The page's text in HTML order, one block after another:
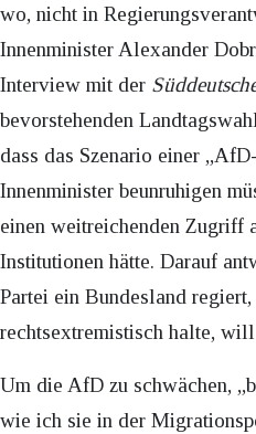
wo, nicht in
Innenminister Alexander
Interview mit der
bevorstehenden
dass das Szenario einer
Innenminister beunruhigen
einen weitreichenden Zugriff
Institutionen hätte. Darauf
Partei ein Bundesland
rechtsextremistisch halte,
Um die AfD zu schwächen,
wie ich sie in der